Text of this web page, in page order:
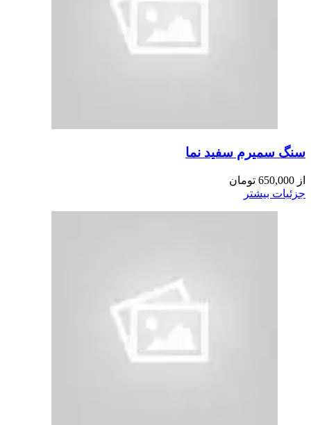
سنگ سمیرم سفید نما
از 650,000 تومان
جزئیات بیشتر